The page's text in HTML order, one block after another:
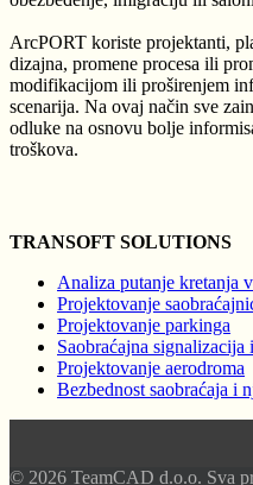
ArcPORT koriste projektanti,
dizajna, promene procesa ili
modifikacijom ili proširenjem
scenarija. Na ovaj način sve
odluke na osnovu bolje
troškova.
TRANSOFT SOLUTIONS
Analiza putanje kretanja
Projektovanje
Projektovanje parkinga
Saobraćajna signalizacija
Projektovanje aerodroma
Bezbednost saobraćaja i
© 2026 TeamCAD d.o.o. Sva